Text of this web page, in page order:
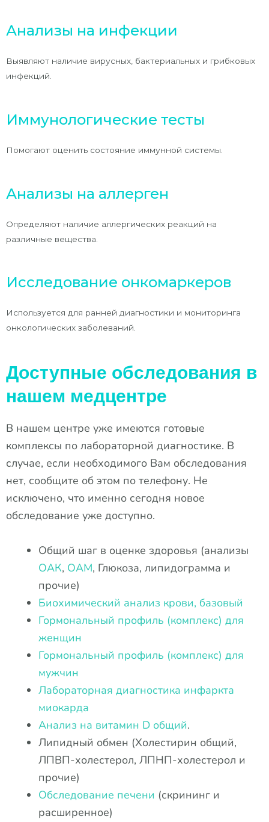
Анализы на инфекции
Выявляют наличие вирусных, бактериальных и грибковых
инфекций.
Иммунологические тесты
Помогают оценить состояние иммунной системы.
Анализы на аллерген
Определяют наличие аллергических реакций на
различные вещества.
Исследование онкомаркеров
Используется для ранней диагностики и мониторинга
онкологических заболеваний.
Доступные обследования в
нашем медцентре
В нашем центре уже имеются готовые
комплексы по лабораторной диагностике. В
случае, если необходимого Вам обследования
нет, сообщите об этом по телефону. Не
исключено, что именно сегодня новое
обследование уже доступно.
Общий шаг в оценке здоровья (анализы
ОАК, ОАМ, Глюкоза, липидограмма и
прочие)
Биохимический анализ крови, базовый
Гормональный профиль (комплекс) для
женщин
Гормональный профиль (комплекс) для
мужчин
Лабораторная диагностика инфаркта
миокарда
Анализ на витамин D общий.
Липидный обмен (Холестирин общий,
ЛПВП-холестерол, ЛПНП-холестерол и
прочие)
Обследование печени (скрининг и
расширенное)